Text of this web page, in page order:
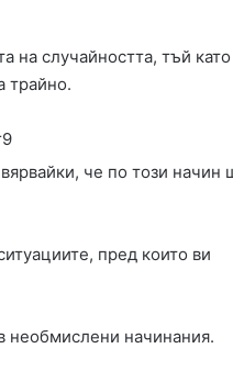
на случайността, тъй
трайно.
че по този начин
пред които ви
необмислени начинания.